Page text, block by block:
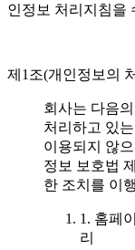
인정보 처리지침을
제1조(개인정보의
회사는 다음
처리하고 있
이용되지 않
정보 보호법
한 조치를 이
1. 홈페
리